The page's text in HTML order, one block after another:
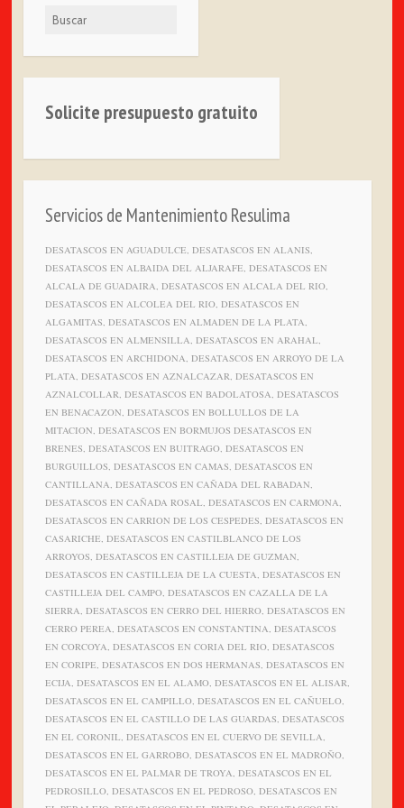
Buscar
Solicite presupuesto gratuito
Servicios de Mantenimiento Resulima
DESATASCOS EN AGUADULCE, DESATASCOS EN ALANIS,
DESATASCOS EN ALBAIDA DEL ALJARAFE, DESATASCOS EN
ALCALA DE GUADAIRA, DESATASCOS EN ALCALA DEL RIO,
DESATASCOS EN ALCOLEA DEL RIO, DESATASCOS EN
ALGAMITAS, DESATASCOS EN ALMADEN DE LA PLATA,
DESATASCOS EN ALMENSILLA, DESATASCOS EN ARAHAL,
DESATASCOS EN ARCHIDONA, DESATASCOS EN ARROYO DE LA
PLATA, DESATASCOS EN AZNALCAZAR, DESATASCOS EN
AZNALCOLLAR, DESATASCOS EN BADOLATOSA, DESATASCOS
EN BENACAZON, DESATASCOS EN BOLLULLOS DE LA
MITACION, DESATASCOS EN BORMUJOS DESATASCOS EN
BRENES, DESATASCOS EN BUITRAGO, DESATASCOS EN
BURGUILLOS, DESATASCOS EN CAMAS, DESATASCOS EN
CANTILLANA, DESATASCOS EN CAÑADA DEL RABADAN,
DESATASCOS EN CAÑADA ROSAL, DESATASCOS EN CARMONA,
DESATASCOS EN CARRION DE LOS CESPEDES, DESATASCOS EN
CASARICHE, DESATASCOS EN CASTILBLANCO DE LOS
ARROYOS, DESATASCOS EN CASTILLEJA DE GUZMAN,
DESATASCOS EN CASTILLEJA DE LA CUESTA, DESATASCOS EN
CASTILLEJA DEL CAMPO, DESATASCOS EN CAZALLA DE LA
SIERRA, DESATASCOS EN CERRO DEL HIERRO, DESATASCOS EN
CERRO PEREA, DESATASCOS EN CONSTANTINA, DESATASCOS
EN CORCOYA, DESATASCOS EN CORIA DEL RIO, DESATASCOS
EN CORIPE, DESATASCOS EN DOS HERMANAS, DESATASCOS EN
ECIJA, DESATASCOS EN EL ALAMO, DESATASCOS EN EL ALISAR,
DESATASCOS EN EL CAMPILLO, DESATASCOS EN EL CAÑUELO,
DESATASCOS EN EL CASTILLO DE LAS GUARDAS, DESATASCOS
EN EL CORONIL, DESATASCOS EN EL CUERVO DE SEVILLA,
DESATASCOS EN EL GARROBO, DESATASCOS EN EL MADROÑO,
DESATASCOS EN EL PALMAR DE TROYA, DESATASCOS EN EL
PEDROSILLO, DESATASCOS EN EL PEDROSO, DESATASCOS EN